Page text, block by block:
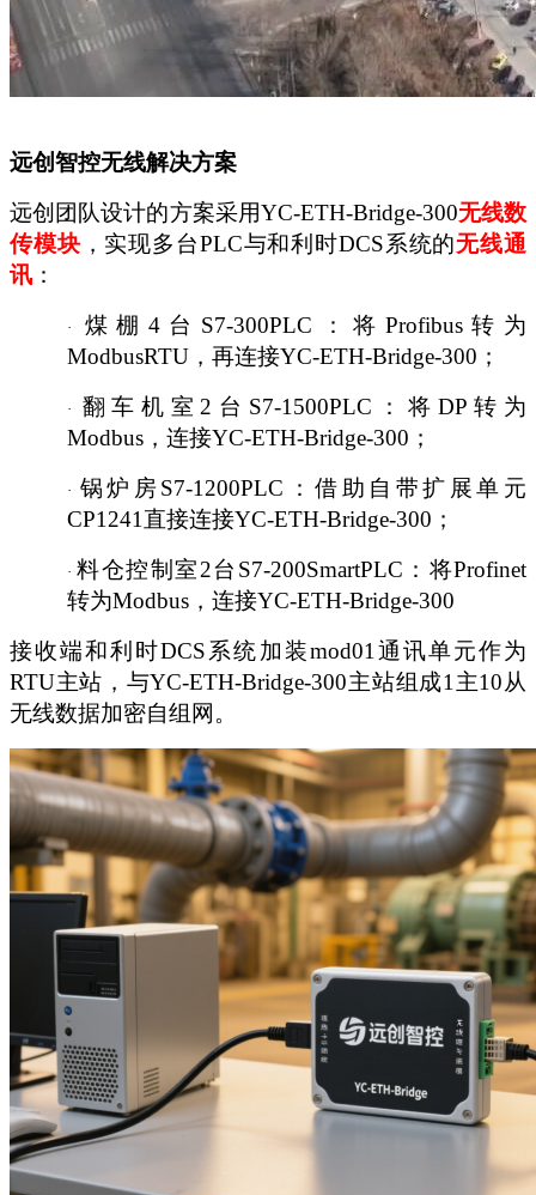
远创智控无线解决方案
远创团队设计的方案采用YC-ETH-Bridge-300无线数
传模块，实现多台PLC与和利时DCS系统的无线通
讯 ：
· 煤棚 4台S7-300PLC ：将 Profibus转为
ModbusRTU，再连接YC-ETH-Bridge-300 ；
· 翻车机室 2台S7-1500PLC：将DP转为
Modbus，连接YC-ETH-Bridge-300 ；
· 锅炉房S7-1200PLC：借助自带扩展单元
CP1241直接连接YC-ETH-Bridge-300 ；
·料仓控制室2台S7-200SmartPLC：将Profinet
转为Modbus，连接YC-ETH-Bridge-300
接收端和利时DCS系统加装mod01通讯单元作为
RTU主站，与YC-ETH-Bridge-300主站组成1主10从
无线数据加密自组网。